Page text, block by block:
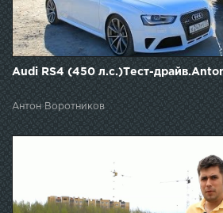
Audi RS4 (450 л.с.)Тест-
Антон Воротников